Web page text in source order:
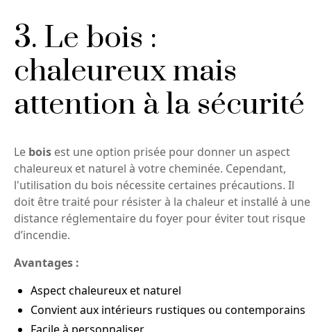
3. Le bois :
chaleureux mais
attention à la sécurité
Le bois est une option prisée pour donner un aspect
chaleureux et naturel à votre cheminée. Cependant,
l'utilisation du bois nécessite certaines précautions. Il
doit être traité pour résister à la chaleur et installé à une
distance réglementaire du foyer pour éviter tout risque
d’incendie.
Avantages :
Aspect chaleureux et naturel
Convient aux intérieurs rustiques ou contemporains